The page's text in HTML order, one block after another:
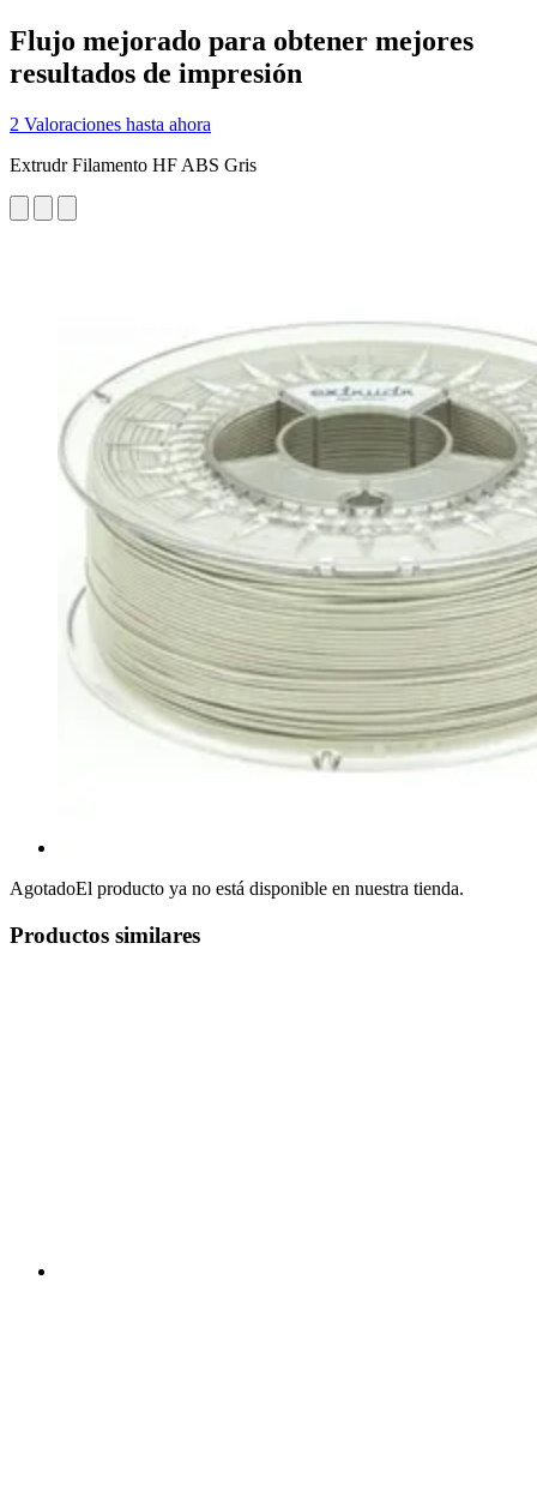
Flujo mejorado para obtener mejores
resultados de impresión
2 Valoraciones hasta ahora
Extrudr Filamento HF ABS Gris
AgotadoEl producto ya no está disponible en nuestra tienda.
Productos similares